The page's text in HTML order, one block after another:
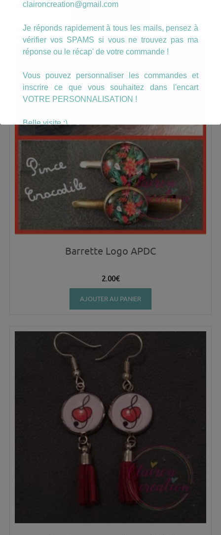
AJOUTER AU PANIER
Barrette Logo APDC
2.00€
AJOUTER AU PANIER
claironcreation@gmail.com
Je réponds rapidement à tous les mails, pensez à
vérifier vos SPAMS si vous ne trouvez pas ma
réponse ou le récap' de votre commande !
Vous pouvez personnaliser les commandes et
inscrire ce que vous souhaitez dans l'encart
VOTRE PERSONNALISATION !
Belle visite :)